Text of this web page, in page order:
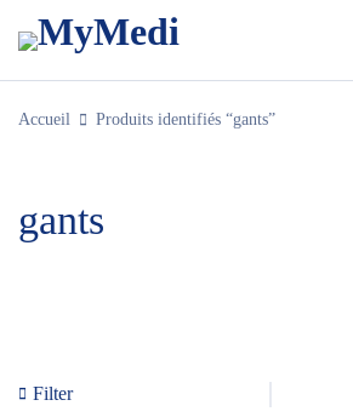
Accueil Produits identifiés “gants”
gants
Filter